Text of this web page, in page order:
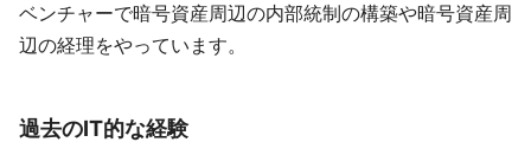
ベンチャーで暗号資産周辺の内部統制の構築や暗号資産周
辺の経理をやっています。
過去のIT的な経験